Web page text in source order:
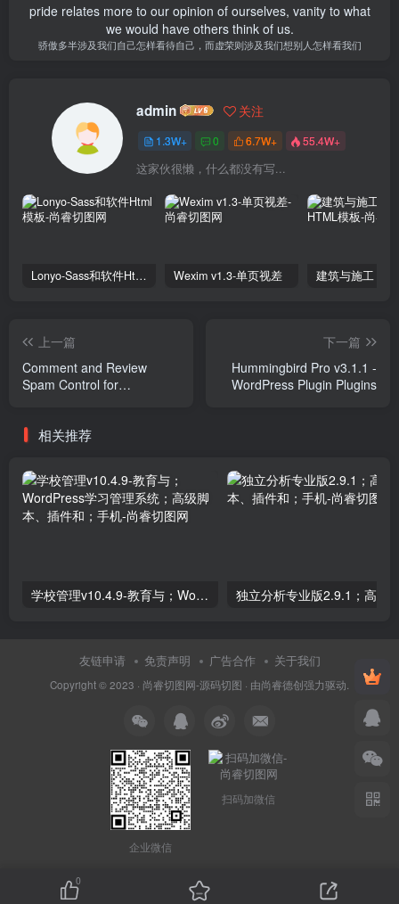
pride relates more to our opinion of ourselves, vanity to what
we would have others think of us.
骄傲多半涉及我们自己怎样看待自己，而虚荣则涉及我们想别人怎样看我们
admin 关注
1.3W+ 0 6.7W+ 55.4W+
这家伙很懒，什么都没有写...
Lonyo-Sass和软件Html模板 Wexim v1.3-单页视差
上一篇
Comment and Review
Spam Control for
下一篇
Hummingbird Pro v3.1.1 -
WordPress Plugin Plugins
相关推荐
学校管理v10.4.9-教育与；WordPress学习管理系统；高级脚本、插件和；手机
友链申请 免责声明 广告合作 关于我们
Copyright © 2023 · 尚睿切图网-源码切图 · 由尚睿德创强力驱动.
企业微信
扫码加微信
0